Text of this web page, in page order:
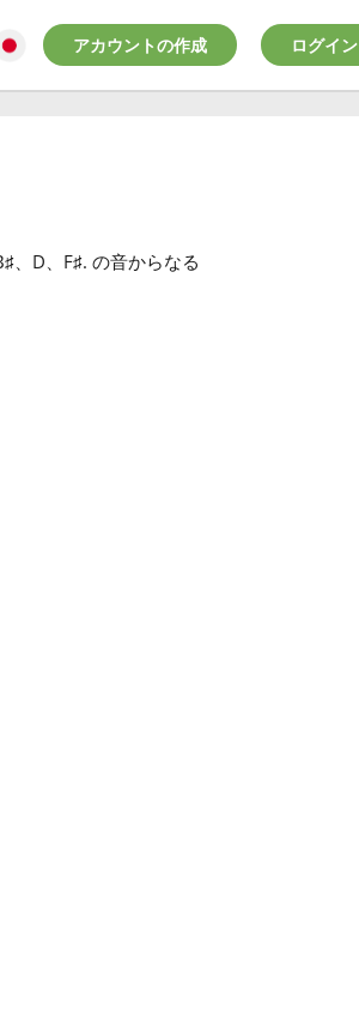
アカウントの作成 ログイン
♯、D、F♯. の音からなる